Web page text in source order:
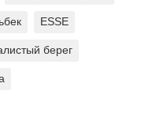
ESSE
берег